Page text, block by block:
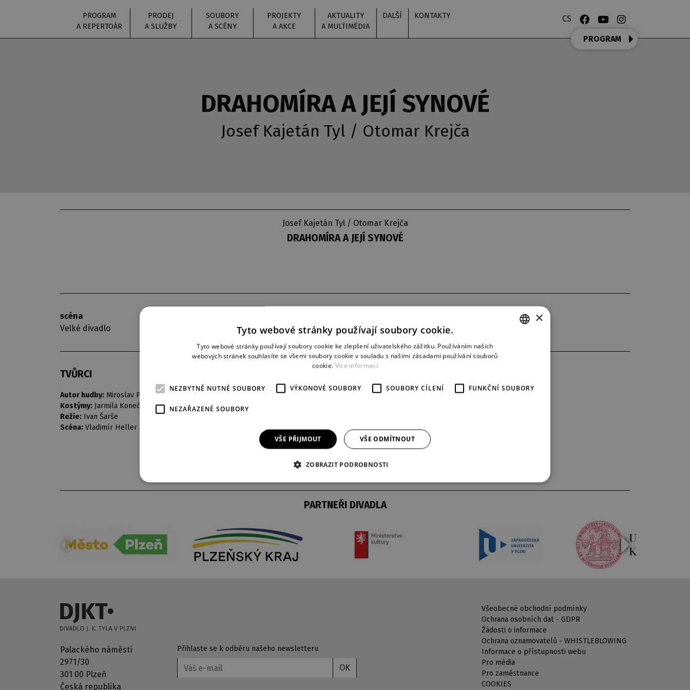
PROGRAM
A REPERTOÁR
PRODEJ
A SLUŽBY
SOUBORY
A SCÉNY
PROJEKTY
A AKCE
AKTUALITY
A MULTIMÉDIA
DALŠÍ KONTAKTY CS
PROGRAM
DRAHOMÍRA A JEJÍ SYNOVÉ
Josef Kajetán Tyl / Otomar Krejča
Josef Kajetán Tyl / Otomar Krejča
DRAHOMÍRA A JEJÍ SYNOVÉ
scéna
Velké divadlo
2. 7. 1969
37
TVŮRCI
Autor hudby: Miroslav Ponc
Kostýmy: Jarmila Konečná
Režie: Ivan Šarše
Scéna: Vladimír Heller
PARTNEŘI DIVADLA
Palackého náměstí
2971/30
301 00 Plzeň
Česká republika
Přihlaste se k odběru našeho newsletteru
OK
Všeobecné obchodní podmínky
Ochrana osobních dat - GDPR
Žádosti o informace
Ochrana oznamovatelů - WHISTLEBLOWING
Informace o přístupnosti webu
Pro média
Pro zaměstnance
COOKIES
×
Tyto webové stránky používají soubory cookie.
Tyto webové stránky používají soubory cookie ke zlepšení uživatelského zážitku. Používáním našich
webových stránek souhlasíte se všemi soubory cookie v souladu s našimi zásadami používání souborů
cookie. Více informací
NEZBYTNĚ NUTNÉ SOUBORY VÝKONOVÉ SOUBORY SOUBORY CÍLENÍ FUNKČNÍ SOUBORY
NEZAŘAZENÉ SOUBORY
VŠE PŘIJMOUT VŠE ODMÍTNOUT
ZOBRAZIT PODROBNOSTI